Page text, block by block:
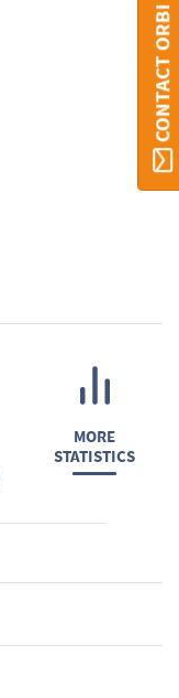
MORE
STATISTICS
CONTACT ORBI